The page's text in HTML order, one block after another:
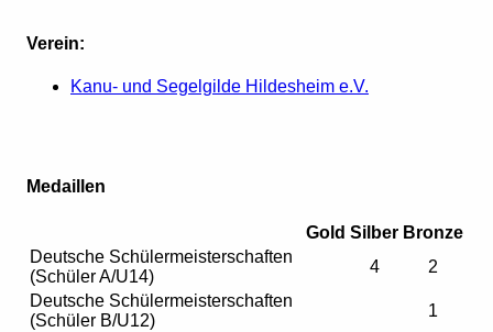
Verein:
Kanu- und Segelgilde Hildesheim e.V.
Medaillen
Gold Silber Bronze
Deutsche Schülermeisterschaften
(Schüler A/U14)
4
2
Deutsche Schülermeisterschaften
(Schüler B/U12)
1